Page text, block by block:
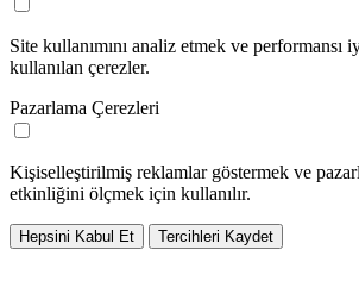
Site kullanımını analiz etmek ve performansı
kullanılan çerezler.
Pazarlama Çerezleri
Kişiselleştirilmiş reklamlar göstermek ve
etkinliğini ölçmek için kullanılır.
Hepsini Kabul Et Tercihleri Kaydet